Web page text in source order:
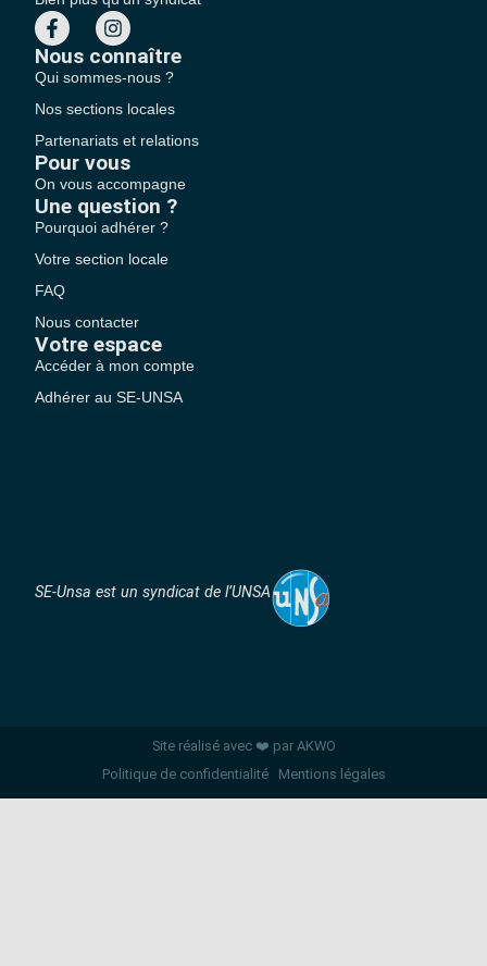
Nous connaître
Qui sommes-nous ?
Nos sections locales
Partenariats et relations
Pour vous
On vous accompagne
Une question ?
Pourquoi adhérer ?
Votre section locale
FAQ
Nous contacter
Votre espace
Accéder à mon compte
Adhérer au SE-UNSA
SE-Unsa est un syndicat de l’UNSA
Site réalisé avec ❤️ par AKWO
Politique de confidentialité
Mentions légales